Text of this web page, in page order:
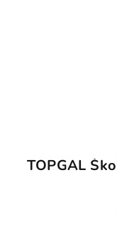
TOPGAL